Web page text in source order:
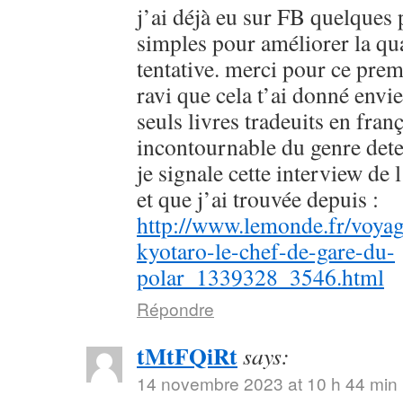
j’ai déjà eu sur FB quelques
simples pour améliorer la
tentative. merci pour ce
ravi que cela t’ai donné
seuls livres tradeuits en
incontournable du genre
je signale cette interview de
et que j’ai trouvée depuis :
http://www.lemonde.fr/
kyotaro-le-chef-de-gare-du-
polar_1339328_3546.html
Répondre
tMtFQiRtsays:
14 novembre 2023 at 10 h 44 min